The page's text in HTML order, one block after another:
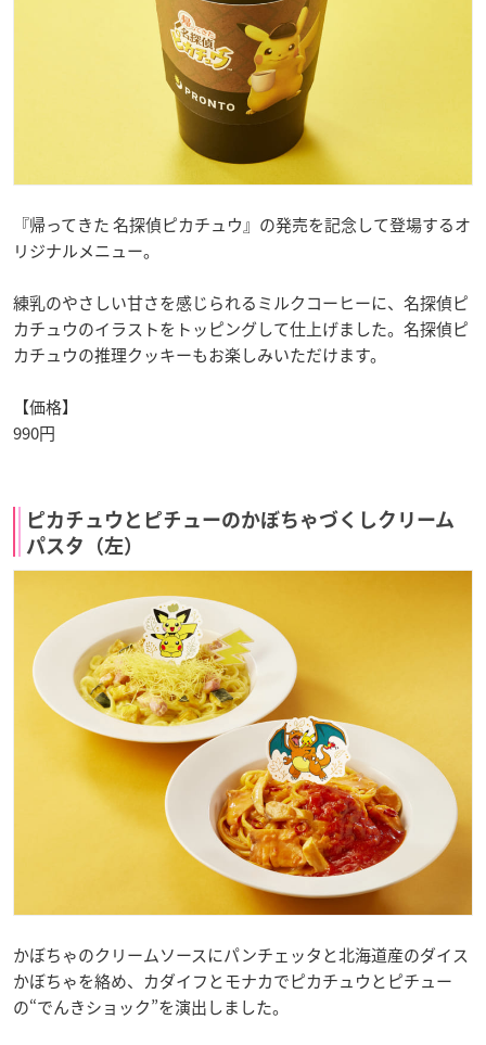
『帰ってきた 名探偵ピカチュウ』の発売を記念して登場するオ
リジナルメニュー。
練乳のやさしい甘さを感じられるミルクコーヒーに、名探偵ピ
カチュウのイラストをトッピングして仕上げました。名探偵ピ
カチュウの推理クッキーもお楽しみいただけます。
【価格】
990円
ピカチュウとピチューのかぼちゃづくしクリーム
パスタ（左）
かぼちゃのクリームソースにパンチェッタと北海道産のダイス
かぼちゃを絡め、カダイフとモナカでピカチュウとピチュー
の“でんきショック”を演出しました。